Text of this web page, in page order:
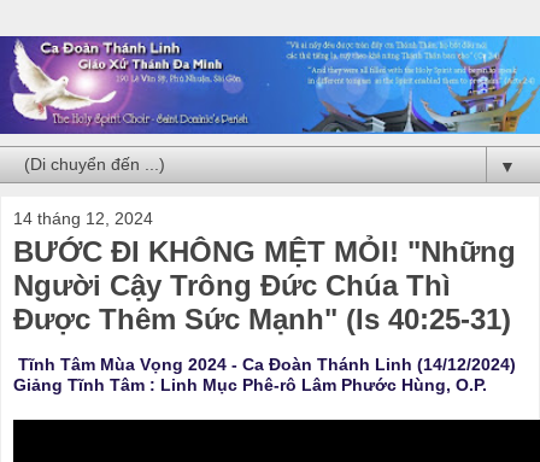
▼
14 tháng 12, 2024
BƯỚC ĐI KHÔNG MỆT MỎI! "Những
Người Cậy Trông Đức Chúa Thì
Được Thêm Sức Mạnh" (Is 40:25-31)
Tĩnh Tâm Mùa Vọng 2024 - Ca Đoàn Thánh Linh (14/12/2024)
Giảng Tĩnh Tâm : Linh Mục Phê-rô Lâm Phước Hùng, O.P.